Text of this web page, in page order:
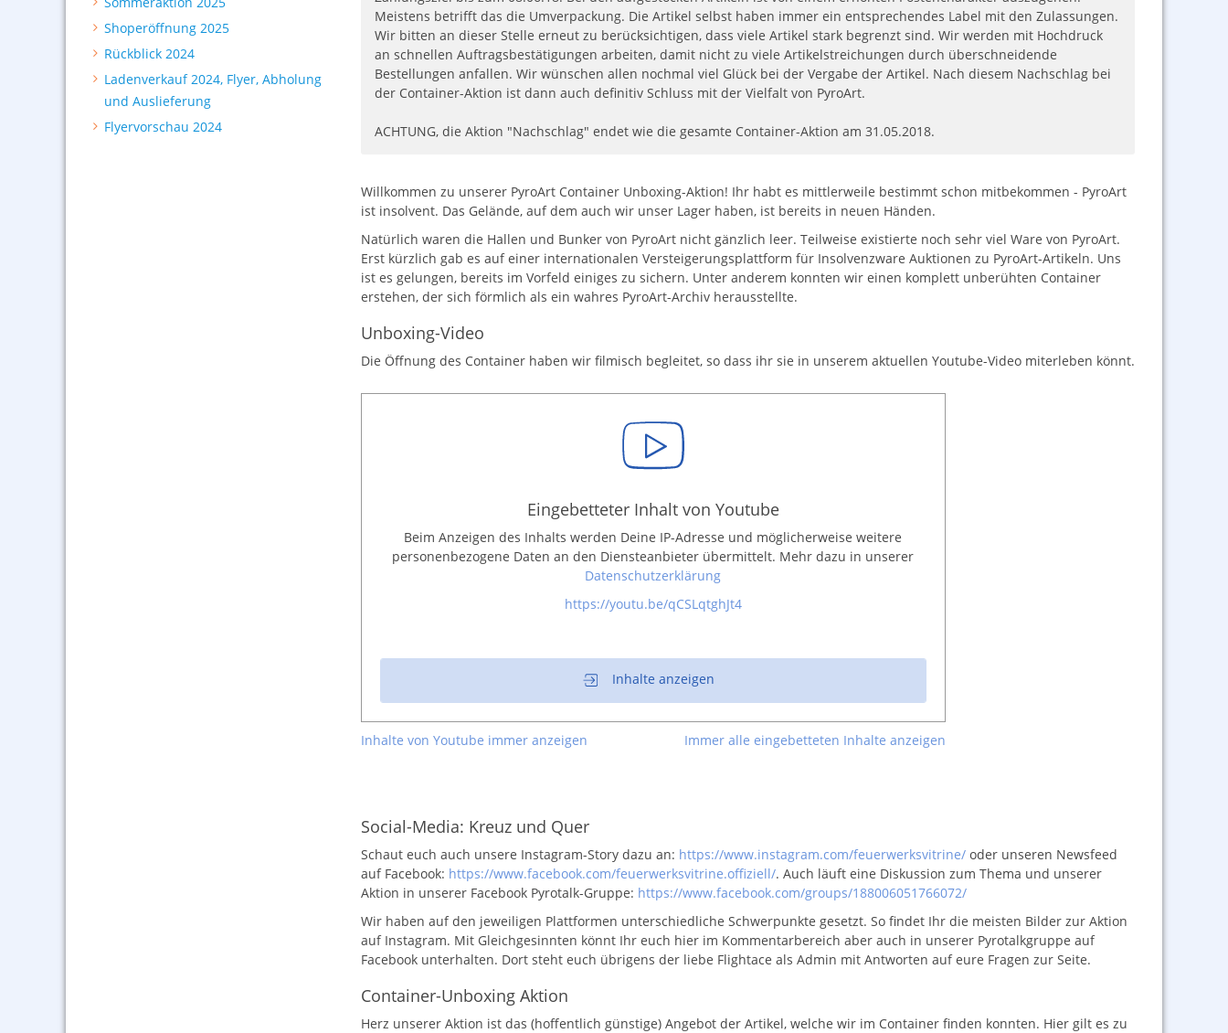
Shoperöffnung 2025
Rückblick 2024
Ladenverkauf 2024, Flyer, Abholung
und Auslieferung
Flyervorschau 2024
Meistens betrifft das die Umverpackung. Die Artikel selbst haben immer ein entsprechendes Label mit den Zulassungen.
Wir bitten an dieser Stelle erneut zu berücksichtigen, dass viele Artikel stark begrenzt sind. Wir werden mit Hochdruck
an schnellen Auftragsbestätigungen arbeiten, damit nicht zu viele Artikelstreichungen durch überschneidende
Bestellungen anfallen. Wir wünschen allen nochmal viel Glück bei der Vergabe der Artikel. Nach diesem Nachschlag bei
der Container-Aktion ist dann auch definitiv Schluss mit der Vielfalt von PyroArt.
ACHTUNG, die Aktion "Nachschlag" endet wie die gesamte Container-Aktion am 31.05.2018.
Willkommen zu unserer PyroArt Container Unboxing-Aktion! Ihr habt es mittlerweile bestimmt schon mitbekommen - PyroArt
ist insolvent. Das Gelände, auf dem auch wir unser Lager haben, ist bereits in neuen Händen.
Natürlich waren die Hallen und Bunker von PyroArt nicht gänzlich leer. Teilweise existierte noch sehr viel Ware von PyroArt.
Erst kürzlich gab es auf einer internationalen Versteigerungsplattform für Insolvenzware Auktionen zu PyroArt-Artikeln. Uns
ist es gelungen, bereits im Vorfeld einiges zu sichern. Unter anderem konnten wir einen komplett unberühten Container
erstehen, der sich förmlich als ein wahres PyroArt-Archiv herausstellte.
Unboxing-Video
Die Öffnung des Container haben wir filmisch begleitet, so dass ihr sie in unserem aktuellen Youtube-Video miterleben könnt.
Eingebetteter Inhalt von Youtube
Beim Anzeigen des Inhalts werden Deine IP-Adresse und möglicherweise weitere
personenbezogene Daten an den Diensteanbieter übermittelt. Mehr dazu in unserer
Datenschutzerklärung
https://youtu.be/qCSLqtghJt4
Inhalte anzeigen
Inhalte von Youtube immer anzeigen Immer alle eingebetteten Inhalte anzeigen
Social-Media: Kreuz und Quer
Schaut euch auch unsere Instagram-Story dazu an: https://www.instagram.com/feuerwerksvitrine/oder unseren Newsfeed
auf Facebook: https://www.facebook.com/feuerwerksvitrine.offiziell/. Auch läuft eine Diskussion zum Thema und unserer
Aktion in unserer Facebook Pyrotalk-Gruppe: https://www.facebook.com/groups/188006051766072/
Wir haben auf den jeweiligen Plattformen unterschiedliche Schwerpunkte gesetzt. So findet Ihr die meisten Bilder zur Aktion
auf Instagram. Mit Gleichgesinnten könnt Ihr euch hier im Kommentarbereich aber auch in unserer Pyrotalkgruppe auf
Facebook unterhalten. Dort steht euch übrigens der liebe Flightace als Admin mit Antworten auf eure Fragen zur Seite.
Container-Unboxing Aktion
Herz unserer Aktion ist das (hoffentlich günstige) Angebot der Artikel, welche wir im Container finden konnten. Hier gilt es zu